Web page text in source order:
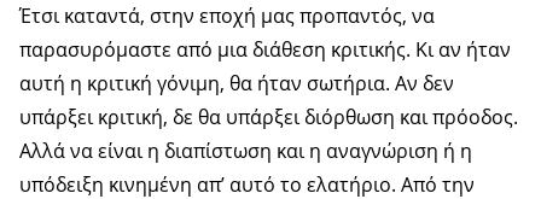
Έτσι καταντά, στην εποχή μας προπαντός, να
παρασυρόμαστε από μια διάθεση κριτικής. Κι αν ήταν
αυτή η κριτική γόνιμη, θα ήταν σωτήρια. Αν δεν
υπάρξει κριτική, δε θα υπάρξει διόρθωση και πρόοδος.
Αλλά να είναι η διαπίστωση και η αναγνώριση ή η
υπόδειξη κινημένη απ’ αυτό το ελατήριο. Από την